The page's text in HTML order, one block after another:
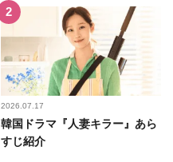
2026.07.17
韓国ドラマ『人妻キラー』あら
すじ紹介